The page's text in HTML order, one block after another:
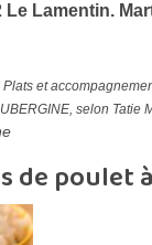
Le Lamentin.
Plats et
selon Tatie
de poulet